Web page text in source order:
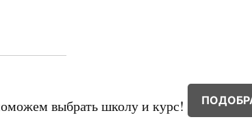
выбрать школу и курс!